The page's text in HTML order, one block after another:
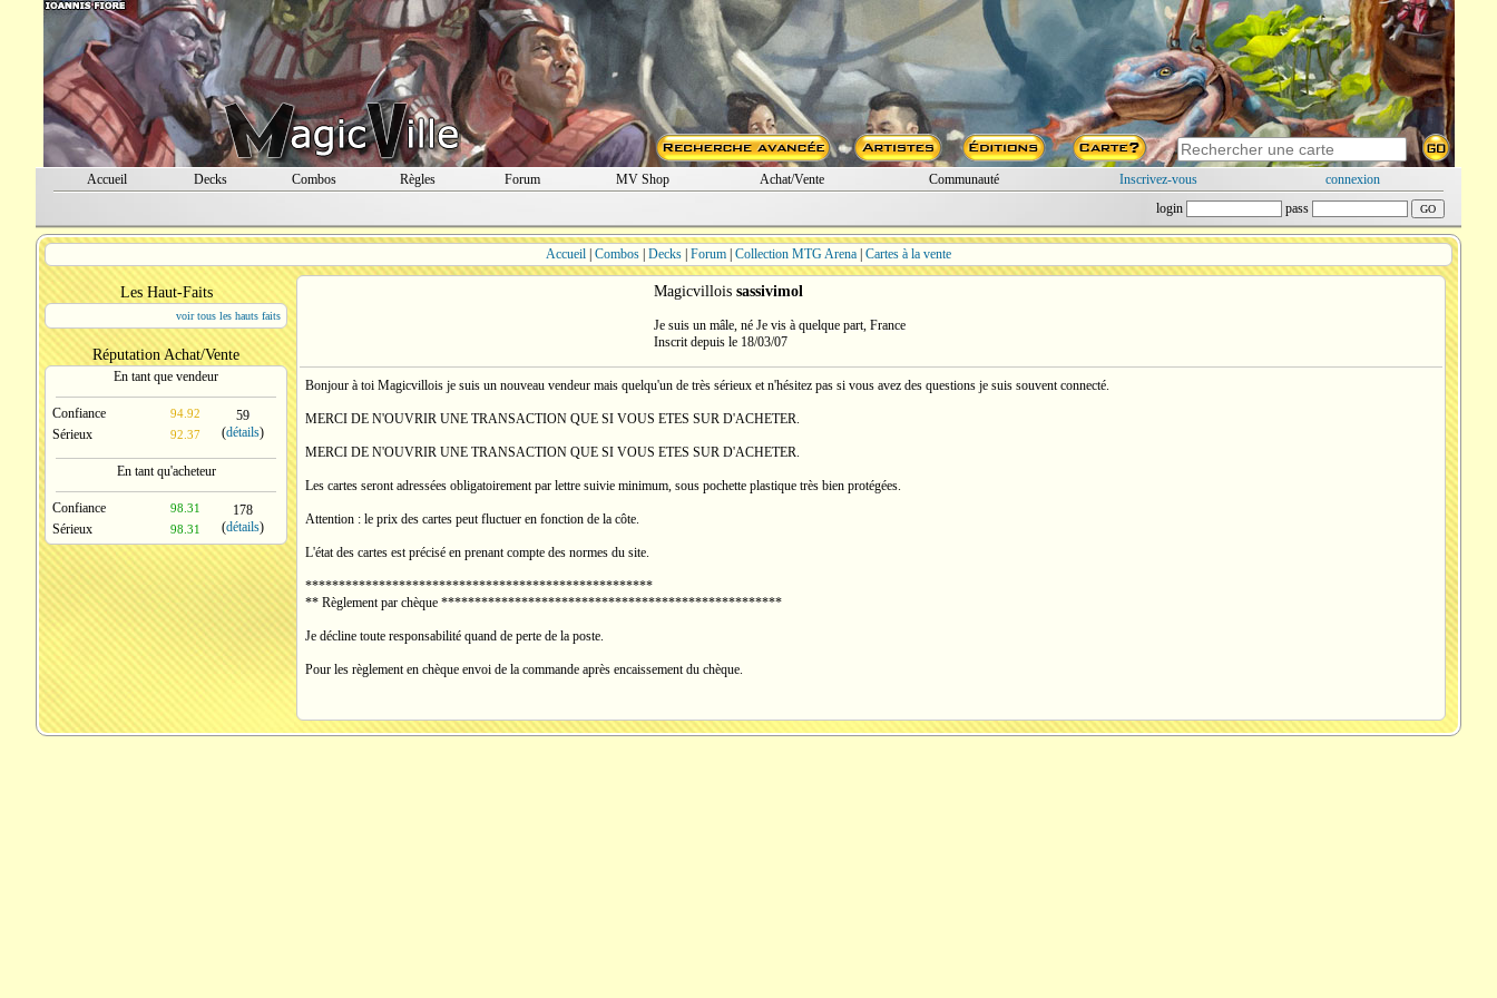
Accueil Decks Combos Règles Forum MV Shop Achat/Vente Communauté Inscrivez-vous
connexion
login
pass
Accueil Combos Decks Forum Collection MTG Arena Cartes à la vente
Les Haut-Faits
voir tous les hauts faits
Réputation Achat/Vente
En tant que vendeur
Confiance 94.92
59
(détails)
Sérieux 92.37
En tant qu'acheteur
Confiance 98.31
178
(détails)
Sérieux 98.31
Magicvillois sassivimol
Je suis un mâle, né Je vis à quelque part, France
Inscrit depuis le 18/03/07
Bonjour à toi Magicvillois je suis un nouveau vendeur mais quelqu'un de très sérieux et n'hésitez pas si vous avez des questions je suis souvent connecté.
MERCI DE N'OUVRIR UNE TRANSACTION QUE SI VOUS ETES SUR D'ACHETER.
MERCI DE N'OUVRIR UNE TRANSACTION QUE SI VOUS ETES SUR D'ACHETER.
Les cartes seront adressées obligatoirement par lettre suivie minimum, sous pochette plastique très bien protégées.
Attention : le prix des cartes peut fluctuer en fonction de la côte.
L'état des cartes est précisé en prenant compte des normes du site.
****************************************************
** Règlement par chèque ***************************************************
Je décline toute responsabilité quand de perte de la poste.
Pour les règlement en chèque envoi de la commande après encaissement du chèque.